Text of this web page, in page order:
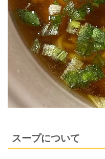
スープについて